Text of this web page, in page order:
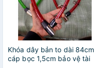
Khóa dây bản to dài 84cm
cáp bọc 1,5cm bảo vệ tài